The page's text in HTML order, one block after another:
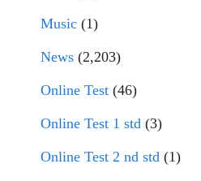
Music (1)
News (2,203)
Online Test (46)
Online Test 1 std (3)
Online Test 2 nd std (1)